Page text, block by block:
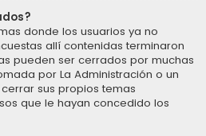
donde los usuarios ya no
allí contenidas terminaron
pueden ser cerrados por muchas
por La Administración o un
sus propios temas
que le hayan concedido los